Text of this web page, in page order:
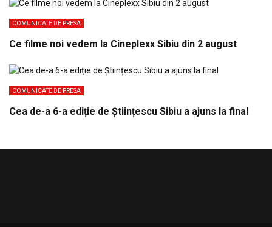
COMUNICATE DE PRESA
Ce filme noi vedem la Cineplexx Sibiu din 2 august
COMUNICATE DE PRESA
Cea de-a 6-a ediție de Științescu Sibiu a ajuns la final